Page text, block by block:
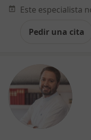
Pedir una cita